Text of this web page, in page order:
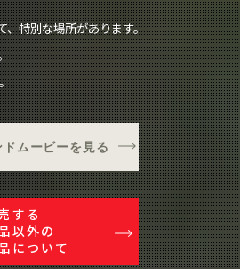
、特別な場所があります。
ムービーを見る
する
以外の
について